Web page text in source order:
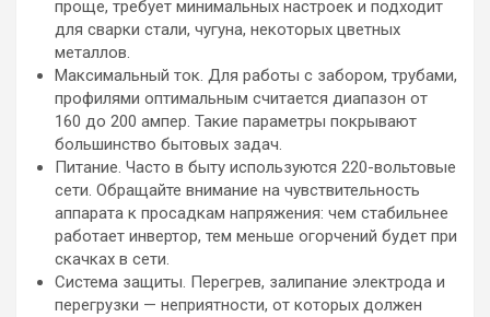
проще, требует минимальных настроек и подходит
для сварки стали, чугуна, некоторых цветных
металлов.
Максимальный ток. Для работы с забором, трубами,
профилями оптимальным считается диапазон от
160 до 200 ампер. Такие параметры покрывают
большинство бытовых задач.
Питание. Часто в быту используются 220-вольтовые
сети. Обращайте внимание на чувствительность
аппарата к просадкам напряжения: чем стабильнее
работает инвертор, тем меньше огорчений будет при
скачках в сети.
Система защиты. Перегрев, залипание электрода и
перегрузки — неприятности, от которых должен